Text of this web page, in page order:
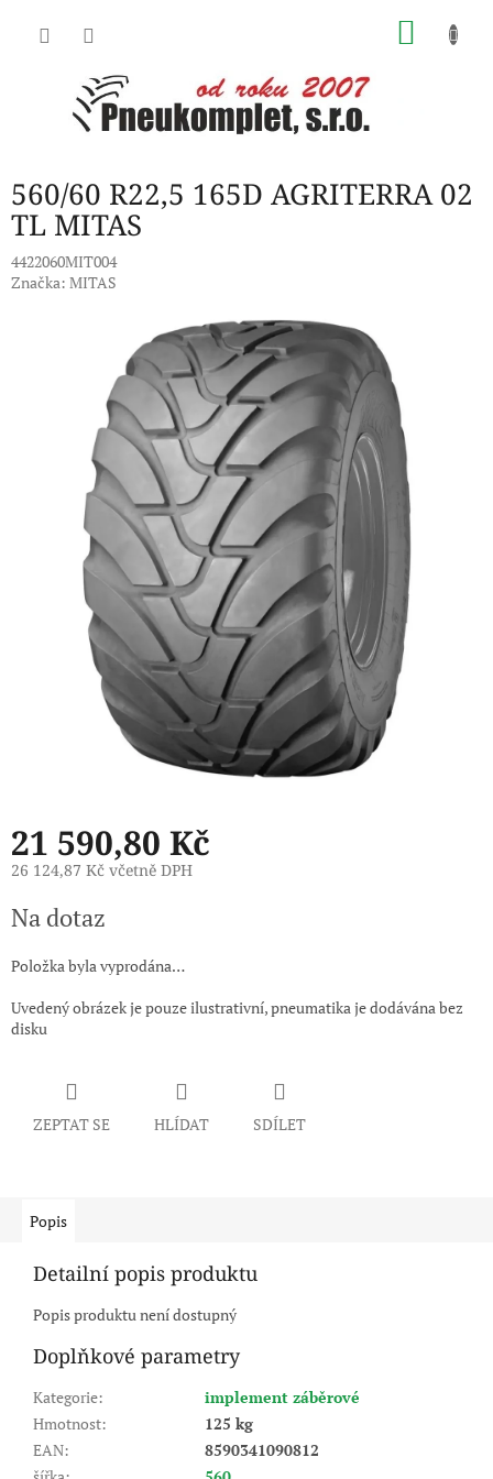
560/60 R22,5 165D AGRITERRA 02
TL MITAS
4422060MIT004
Značka: MITAS
21 590,80 Kč
26 124,87 Kč včetně DPH
cena:
Na dotaz
Položka byla vyprodána…
Uvedený obrázek je pouze ilustrativní, pneumatika je dodávána bez
disku
ZEPTAT SE HLÍDAT SDÍLET
Popis
Detailní popis produktu
Popis produktu není dostupný
Doplňkové parametry
Kategorie:
implement záběrové
Hmotnost:
125 kg
EAN:
8590341090812